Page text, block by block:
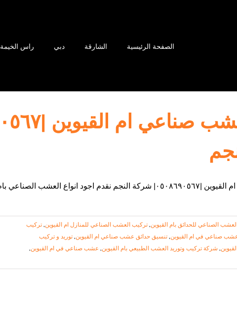
الصفحة الرئيسية الشارقة دبي راس الخيمة
العشب الصناعي بام القيوين
الصناعي للحدائق بام القيوين, تركيب العشب الصناعي للمنازل ام القيوين, تركيب
صناعي في ام القيوين, تنسيق حدائق عشب صناعي ام القيوين, توريد و تركيب
, شركة تركيب وتوريد العشب الطبيعي بام القيوين, عشب صناعي في ام القيوين,